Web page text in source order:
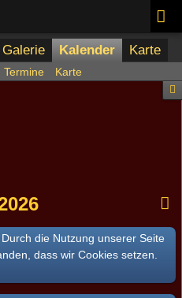
Galerie Kalender Karte
Termine Karte
die Nutzung unserer Seite
dass wir Cookies setzen.